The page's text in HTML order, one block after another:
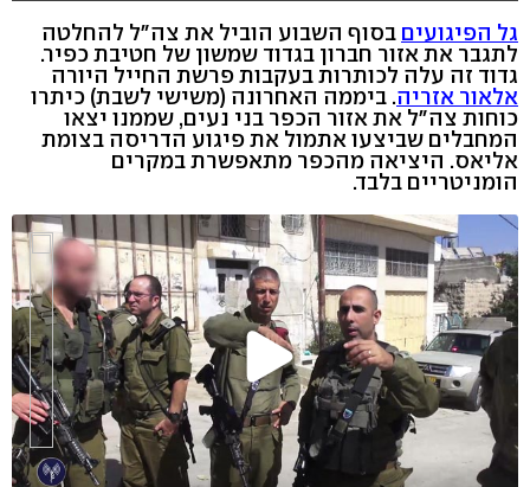
גל הפיגועים בסוף השבוע הוביל את צה"ל להחלטה
לתגבר את אזור חברון בגדוד שמשון של חטיבת כפיר.
גדוד זה עלה לכותרות בעקבות פרשת החייל היורה
אלאור אזריה. ביממה האחרונה (משישי לשבת) כיתרו
כוחות צה"ל את אזור הכפר בני נעים, שממנו יצאו
המחבלים שביצעו אתמול את פיגוע הדריסה בצומת
אליאס. היציאה מהכפר מתאפשרת במקרים
הומניטריים בלבד.